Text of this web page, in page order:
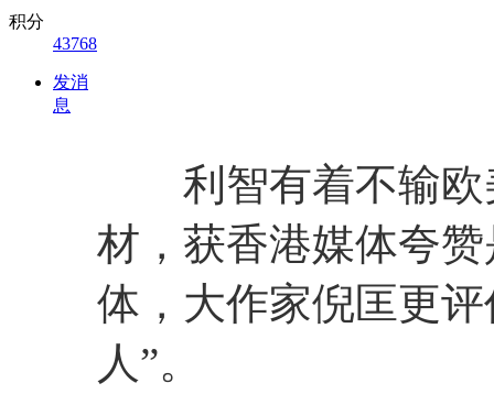
积分
43768
发消
息
利智有着不输欧
材，获香港媒体夸
体，大作家倪匡更
人”。